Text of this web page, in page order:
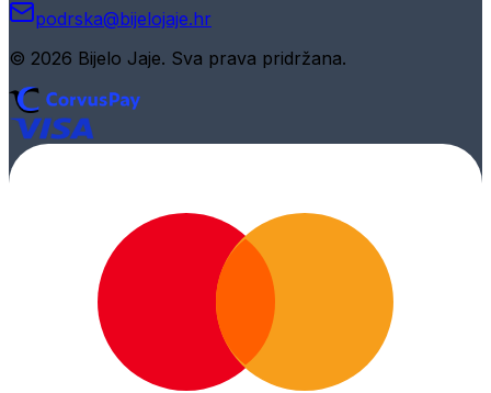
podrska@bijelojaje.hr
© 2026 Bijelo Jaje. Sva prava pridržana.